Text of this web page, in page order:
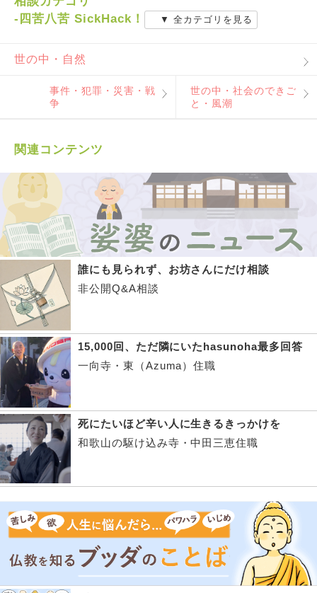
-四苦八苦 SickHack！
▼ 全カテゴリを見る
世の中・自然
事件・犯罪・災害・戦
争
世の中・社会のできご
と・風潮
関連コンテンツ
誰にも見られず、お坊さんにだけ相談
非公開Q&A相談
15,000回、ただ隣にいたhasunoha最多回答
一向寺・東（Azuma）住職
死にたいほど辛い人に生きるきっかけを
和歌山の駆け込み寺・中田三恵住職